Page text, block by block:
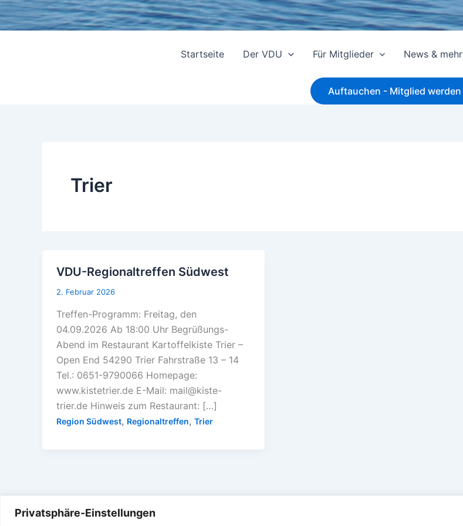
Privatsphäre-Einstellungen
Startseite Der VDU Für Mitglieder News & mehr
Auftauchen - Mitglied werden
Trier
VDU-Regionaltreffen Südwest
2. Februar 2026
Treffen-Programm: Freitag, den
04.09.2026 Ab 18:00 Uhr Begrüßungs-
Abend im Restaurant Kartoffelkiste Trier –
Open End 54290 Trier Fahrstraße 13 – 14
Tel.: 0651-9790066 Homepage:
www.kistetrier.de E-Mail: mail@kiste-
trier.de Hinweis zum Restaurant: […]
Region Südwest, Regionaltreffen, Trier